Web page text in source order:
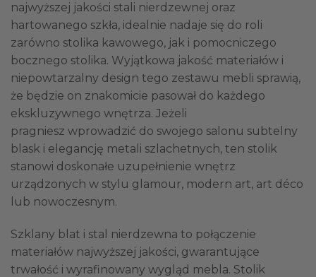
najwyższej jakości stali nierdzewnej oraz
hartowanego szkła, idealnie nadaje się do roli
zarówno stolika kawowego, jak i pomocniczego
bocznego stolika. Wyjątkowa jakość materiałów i
niepowtarzalny design tego zestawu mebli sprawią,
że będzie on znakomicie pasował do każdego
ekskluzywnego wnętrza. Jeżeli
pragniesz wprowadzić do swojego salonu subtelny
blask i elegancję metali szlachetnych, ten stolik
stanowi doskonałe uzupełnienie wnętrz
urządzonych w stylu glamour, modern art, art déco
lub nowoczesnym.
Szklany blat i stal nierdzewna to połączenie
materiałów najwyższej jakości, gwarantujące
trwałość i wyrafinowany wygląd mebla. Stolik